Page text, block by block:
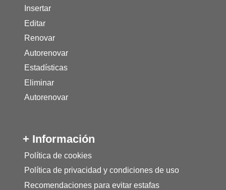
Insertar
Editar
Renovar
Autorenovar
Estadísticas
Eliminar
Autorenovar
+ Información
Política de cookies
Política de privacidad y condiciones de uso
Recomendaciones para evitar estafas